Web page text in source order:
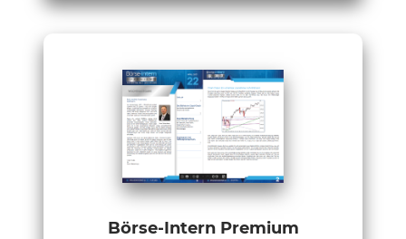
Börse-Intern Premium